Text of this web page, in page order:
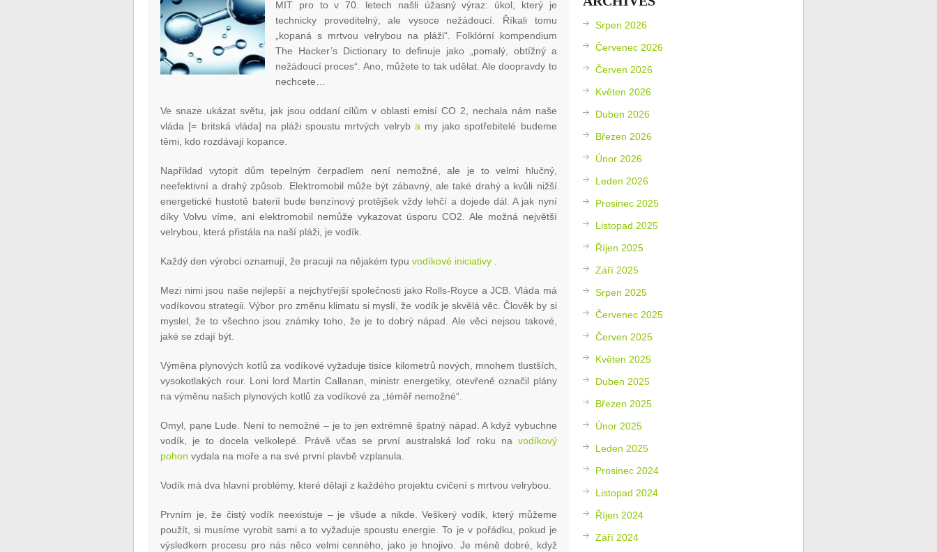
MIT pro to v 70. letech našli úžasný výraz: úkol, který je
technicky proveditelný, ale vysoce nežádoucí. Říkali tomu
„kopaná s mrtvou velrybou na pláži“. Folklórní kompendium
The Hacker’s Dictionary to definuje jako „pomalý, obtížný a
nežádoucí proces“. Ano, můžete to tak udělat. Ale doopravdy to
nechcete…
Ve snaze ukázat světu, jak jsou oddaní cílům v oblasti emisí CO 2, nechala nám naše
vláda [= britská vláda] na pláži spoustu mrtvých velryb a my jako spotřebitelé budeme
těmi, kdo rozdávají kopance.
Například vytopit dům tepelným čerpadlem není nemožné, ale je to velmi hlučný,
neefektivní a drahý způsob. Elektromobil může být zábavný, ale také drahý a kvůli nižší
energetické hustotě baterií bude benzínový protějšek vždy lehčí a dojede dál. A jak nyní
díky Volvu víme, ani elektromobil nemůže vykazovat úsporu CO2. Ale možná největší
velrybou, která přistála na naší pláži, je vodík.
Každý den výrobci oznamují, že pracují na nějakém typuvodíkové iniciativy
Mezi nimi jsou naše nejlepší a nejchytřejší společnosti jako Rolls-Royce a JCB. Vláda má
vodíkovou strategii. Výbor pro změnu klimatu si myslí, že vodík je skvělá věc. Člověk by si
myslel, že to všechno jsou známky toho, že je to dobrý nápad. Ale věci nejsou takové,
jaké se zdají být.
Výměna plynových kotlů za vodíkové vyžaduje tisíce kilometrů nových, mnohem tlustších,
vysokotlakých rour. Loni lord Martin Callanan, ministr energetiky, otevřeně označil plány
na výměnu našich plynových kotlů za vodíkové za „téměř nemožné“.
Omyl, pane Lude. Není to nemožné – je to jen extrémně špatný nápad. A když vybuchne
vodík, je to docela velkolepé. Právě včas se první australská loď roku na vodíkový
pohon vydala na moře a na své první plavbě vzplanula.
Vodík má dva hlavní problémy, které dělají z každého projektu cvičení s mrtvou velrybou.
Prvním je, že čistý vodík neexistuje – je všude a nikde. Veškerý vodík, který můžeme
použít, si musíme vyrobit sami a to vyžaduje spoustu energie. To je v pořádku, pokud je
výsledkem procesu pro nás něco velmi cenného, ​​jako je hnojivo. Je méně dobré, když
Srpen 2026
Červenec 2026
Červen 2026
Květen 2026
Duben 2026
Březen 2026
Únor 2026
Leden 2026
Prosinec 2025
Listopad 2025
Říjen 2025
Září 2025
Srpen 2025
Červenec 2025
Červen 2025
Květen 2025
Duben 2025
Březen 2025
Únor 2025
Leden 2025
Prosinec 2024
Listopad 2024
Říjen 2024
Září 2024